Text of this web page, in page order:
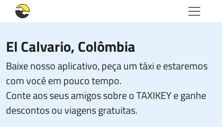
El Calvario, Colômbia
Baixe nosso aplicativo, peça um táxi e estaremos
com você em pouco tempo.
Conte aos seus amigos sobre o TAXIKEY e ganhe
descontos ou viagens gratuitas.